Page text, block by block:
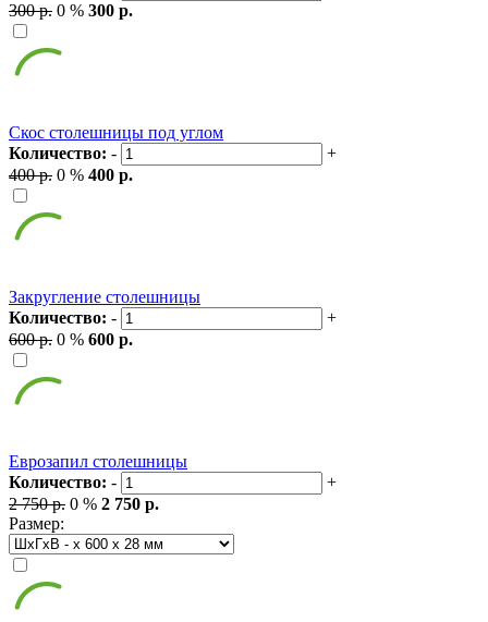
300 р. 0 % 300 р.
Скос столешницы под углом
Количество: -
+
400 р. 0 % 400 р.
Закругление столешницы
Количество: -
+
600 р. 0 % 600 р.
Еврозапил столешницы
Количество: -
+
2 750 р. 0 % 2 750 р.
Размер: